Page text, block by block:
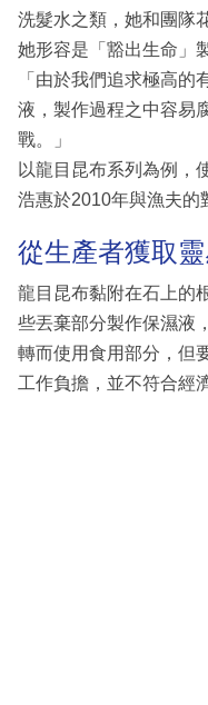
洗髮水之類，她和團隊
她形容是「豁出生命」
「由於我們追求極高
液，製作過程之中容易
戰。」
以龍目昆布系列為例，
浩惠於2010年與漁夫的
從生產者獲取
龍目昆布黏附在石上的
些丟棄部分製作保濕液
轉而使用食用部分，但
工作負擔，並不符合經